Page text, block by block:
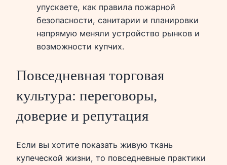
упускаете, как правила пожарной
безопасности, санитарии и планировки
напрямую меняли устройство рынков и
возможности купчих.
Повседневная торговая
культура: переговоры,
доверие и репутация
Если вы хотите показать живую ткань
купеческой жизни, то повседневные практики